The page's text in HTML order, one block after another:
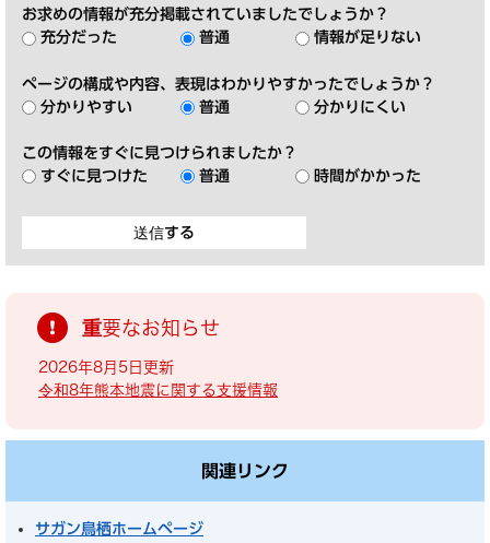
お求めの情報が充分掲載されていましたでしょうか？
充分だった
普通 情報が足りない
ページの構成や内容、表現はわかりやすかったでしょうか？
分かりやすい
普通 分かりにくい
この情報をすぐに見つけられましたか？
すぐに見つけた
普通 時間がかかった
重要なお知らせ
2026年8月5日更新
令和8年熊本地震に関する支援情報
関連リンク
サガン鳥栖ホームページ